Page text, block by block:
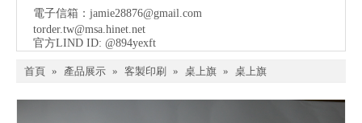
電子信箱： jamie28876@gmail.com
torder.tw@msa.hinet.net
官方LIND ID: @894yexft
首頁 » 產品展示 » 客製印刷 » 桌上旗 » 桌上旗